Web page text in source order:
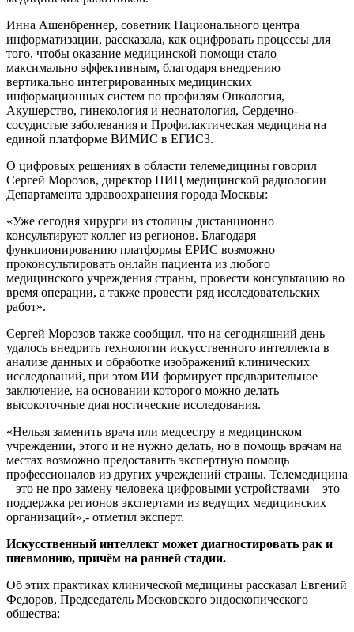
Инна Ашенбреннер, советник Национального центра
информатизации, рассказала, как оцифровать процессы для
того, чтобы оказание медицинской помощи стало
максимально эффективным, благодаря внедрению
вертикально интегрированных медицинских
информационных систем по профилям Онкология,
Акушерство, гинекология и неонатология, Сердечно-
сосудистые заболевания и Профилактическая медицина на
единой платформе ВИМИС в ЕГИСЗ.
О цифровых решениях в области телемедицины говорил
Сергей Морозов, директор НИЦ медицинской радиологии
Департамента здравоохранения города Москвы:
«Уже сегодня хирурги из столицы дистанционно
консультируют коллег из регионов. Благодаря
функционированию платформы ЕРИС возможно
проконсультировать онлайн пациента из любого
медицинского учреждения страны, провести консультацию во
время операции, а также провести ряд исследовательских
работ».
Сергей Морозов также сообщил, что на сегодняшний день
удалось внедрить технологии искусственного интеллекта в
анализе данных и обработке изображений клинических
исследований, при этом ИИ формирует предварительное
заключение, на основании которого можно делать
высокоточные диагностические исследования.
«Нельзя заменить врача или медсестру в медицинском
учреждении, этого и не нужно делать, но в помощь врачам на
местах возможно предоставить экспертную помощь
профессионалов из других учреждений страны. Телемедицина
– это не про замену человека цифровыми устройствами – это
поддержка регионов экспертами из ведущих медицинских
организаций»,- отметил эксперт.
Искусственный интеллект может диагностировать рак и
пневмонию, причём на ранней стадии.
Об этих практиках клинической медицины рассказал Евгений
Федоров, Председатель Московского эндоскопического
общества: